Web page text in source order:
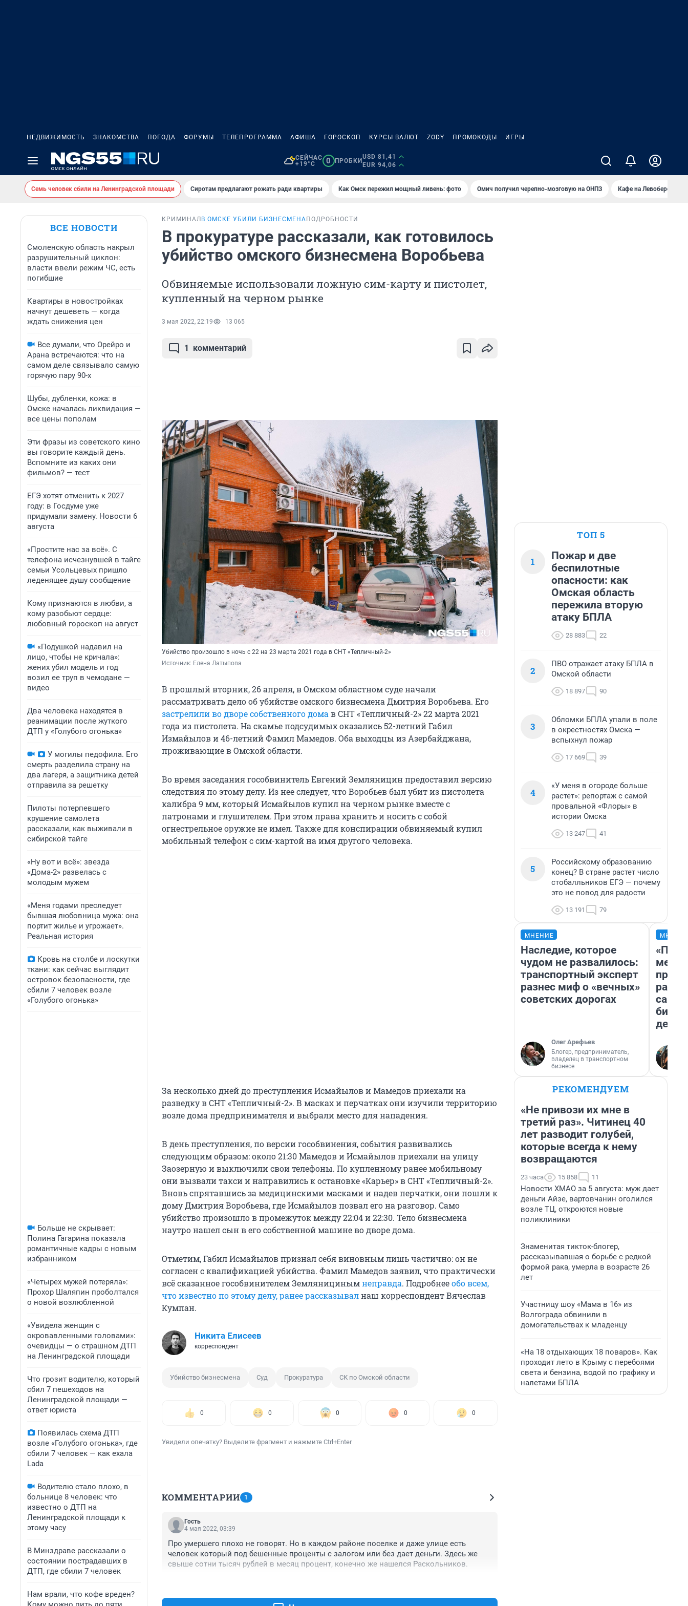
НЕДВИЖИМОСТЬ ЗНАКОМСТВА ПОГОДА ФОРУМЫ ТЕЛЕПРОГРАММА АФИША ГОРОСКОП КУРСЫ ВАЛЮТ ZODY ПРОМОКОДЫ ИГРЫ
СЕЙЧАС
+19°C
0 ПРОБКИ
USD 81,41
EUR 94,06
Семь человек сбили на Ленинградской площади Сиротам предлагают рожать ради квартиры Как Омск пережил мощный ливень: фото Омич получил черепно-мозговую на ОНПЗ Кафе на Левобережье
ВСЕ НОВОСТИ
Смоленскую область накрыл
разрушительный циклон:
власти ввели режим ЧС, есть
погибшие
Квартиры в новостройках
начнут дешеветь — когда
ждать снижения цен
Все думали, что Орейро и
Арана встречаются: что на
самом деле связывало самую
горячую пару 90-х
Шубы, дубленки, кожа: в
Омске началась ликвидация —
все цены пополам
Эти фразы из советского кино
вы говорите каждый день.
Вспомните из каких они
фильмов? — тест
ЕГЭ хотят отменить к 2027
году: в Госдуме уже
придумали замену. Новости 6
августа
«Простите нас за всё». С
телефона исчезнувшей в тайге
семьи Усольцевых пришло
леденящее душу сообщение
Кому признаются в любви, а
кому разобьют сердце:
любовный гороскоп на август
«Подушкой надавил на
лицо, чтобы не кричала»:
жених убил модель и год
возил ее труп в чемодане —
видео
Два человека находятся в
реанимации после жуткого
ДТП у «Голубого огонька»
У могилы педофила. Его
смерть разделила страну на
два лагеря, а защитника детей
отправила за решетку
Пилоты потерпевшего
крушение самолета
рассказали, как выживали в
сибирской тайге
«Ну вот и всё»: звезда
«Дома-2» развелась с
молодым мужем
«Меня годами преследует
бывшая любовница мужа: она
портит жилье и угрожает».
Реальная история
Кровь на столбе и лоскутки
ткани: как сейчас выглядит
островок безопасности, где
сбили 7 человек возле
«Голубого огонька»
Больше не скрывает:
Полина Гагарина показала
романтичные кадры с новым
избранником
«Четырех мужей потеряла»:
Прохор Шаляпин проболтался
о новой возлюбленной
«Увидела женщин с
окровавленными головами»:
очевидцы — о страшном ДТП
на Ленинградской площади
Что грозит водителю, который
сбил 7 пешеходов на
Ленинградской площади —
ответ юриста
Появилась схема ДТП
возле «Голубого огонька», где
сбили 7 человек — как ехала
Lada
Водителю стало плохо, в
больнице 8 человек: что
известно о ДТП на
Ленинградской площади к
этому часу
В Минздраве рассказали о
состоянии пострадавших в
ДТП, где сбили 7 человек
Нам врали, что кофе вреден?
КРИМИНАЛ В ОМСКЕ УБИЛИ БИЗНЕСМЕНА ПОДРОБНОСТИ
В прокуратуре рассказали, как готовилось
убийство омского бизнесмена Воробьева
Обвиняемые использовали ложную сим-карту и пистолет,
купленный на черном рынке
3 мая 2022, 22:19 13 065
1 комментарий
Убийство произошло в ночь с 22 на 23 марта 2021 года в СНТ «Тепличный-2»
Источник: Елена Латыпова
В прошлый вторник, 26 апреля, в Омском областном суде начали
рассматривать дело об убийстве омского бизнесмена Дмитрия Воробьева. Его
застрелили во дворе собственного дома в СНТ «Тепличный-2» 22 марта 2021
года из пистолета. На скамье подсудимых оказались 52-летний Габил
Измайылов и 46-летний Фамил Мамедов. Оба выходцы из Азербайджана,
проживающие в Омской области.
Во время заседания гособвинитель Евгений Земляницин предоставил версию
следствия по этому делу. Из нее следует, что Воробьев был убит из пистолета
калибра 9 мм, который Исмайылов купил на черном рынке вместе с
патронами и глушителем. При этом права хранить и носить с собой
огнестрельное оружие не имел. Также для конспирации обвиняемый купил
мобильный телефон с сим-картой на имя другого человека.
За несколько дней до преступления Исмайылов и Мамедов приехали на
разведку в СНТ «Тепличный-2». В масках и перчатках они изучили территорию
возле дома предпринимателя и выбрали место для нападения.
В день преступления, по версии гособвинения, события развивались
следующим образом: около 21:30 Мамедов и Исмайылов приехали на улицу
Заозерную и выключили свои телефоны. По купленному ранее мобильному
они вызвали такси и направились к остановке «Карьер» в СНТ «Тепличный-2».
Вновь спрятавшись за медицинскими масками и надев перчатки, они пошли к
дому Дмитрия Воробьева, где Исмайылов позвал его на разговор. Само
убийство произошло в промежуток между 22:04 и 22:30. Тело бизнесмена
наутро нашел сын в его собственной машине во дворе дома.
Отметим, Габил Исмайылов признал себя виновным лишь частично: он не
согласен с квалификацией убийства. Фамил Мамедов заявил, что практически
всё сказанное гособвинителем Земляницинымнеправда. Подробнееобо всем,
что известно по этому делу, ранее рассказывалнаш корреспондент Вячеслав
Кумпан.
Никита Елисеев
корреспондент
Убийство бизнесмена Суд Прокуратура СК по Омской области
0 0 0 0 0
Увидели опечатку? Выделите фрагмент и нажмите Ctrl+Enter
КОММЕНТАРИИ 1
Гость
4 мая 2022, 03:39
Про умершего плохо не говорят. Но в каждом районе поселке и даже улице есть
человек который под бешенные проценты с залогом или без дает деньги. Здесь же
свыше сотни тысяч рублей в месяц процент, конечно же нашелся Раскольников.
ТОП 5
1
Пожар и две
беспилотные
опасности: как
Омская область
пережила вторую
атаку БПЛА
28 883 22
2
ПВО отражает атаку БПЛА в
Омской области
18 897 90
3
Обломки БПЛА упали в поле
в окрестностях Омска —
вспыхнул пожар
17 669 39
4
«У меня в огороде больше
растет»: репортаж с самой
провальной «Флоры» в
истории Омска
13 247 41
5
Российскому образованию
конец? В стране растет число
стобалльников ЕГЭ — почему
это не повод для радости
13 191 79
МНЕНИЕ
Наследие, которое
чудом не развалилось:
транспортный эксперт
разнес миф о «вечных»
советских дорогах
Олег Арефьев
Блогер, предприниматель,
владелец в транспортном
бизнесе
РЕКОМЕНДУЕМ
«Не привози их мне в
третий раз». Читинец 40
лет разводит голубей,
которые всегда к нему
возвращаются
23 часа 15 858 11
Новости ХМАО за 5 августа: муж дает
деньги Айзе, вартовчанин оголился
возле ТЦ, откроются новые
поликлиники
Знаменитая тикток-блогер,
рассказывавшая о борьбе с редкой
формой рака, умерла в возрасте 26
лет
Участницу шоу «Мама в 16» из
Волгограда обвинили в
домогательствах к младенцу
«На 18 отдыхающих 18 поваров». Как
проходит лето в Крыму с перебоями
света и бензина, водой по графику и
налетами БПЛА